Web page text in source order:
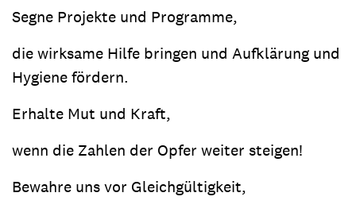
Segne Projekte und Programme,
die wirksame Hilfe bringen und Aufklärung und
Hygiene fördern.
Erhalte Mut und Kraft,
wenn die Zahlen der Opfer weiter steigen!
Bewahre uns vor Gleichgültigkeit,